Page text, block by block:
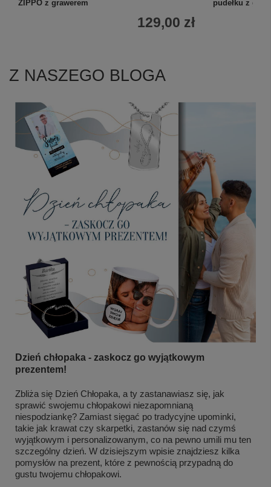
ZIPPO z grawerem
129,00 zł
pudełku z
Z NASZEGO BLOGA
Dzień chłopaka - zaskocz go wyjątkowym
prezentem!
Zbliża się Dzień Chłopaka, a ty zastanawiasz się, jak
sprawić swojemu chłopakowi niezapomnianą
niespodziankę? Zamiast sięgać po tradycyjne upominki,
takie jak krawat czy skarpetki, zastanów się nad czymś
wyjątkowym i personalizowanym, co na pewno umili mu ten
szczególny dzień. W dzisiejszym wpisie znajdziesz kilka
pomysłów na prezent, które z pewnością przypadną do
gustu twojemu chłopakowi.